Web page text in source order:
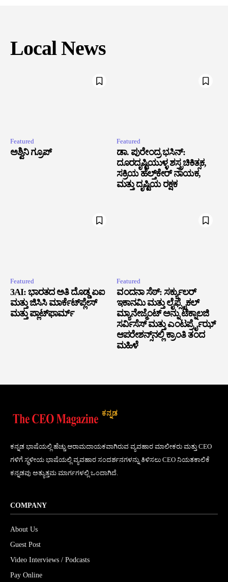
Local News
Featured
ಅಶ್ವಿನಿ ಗ್ರೂಪ್
Featured
ಡಾ. ಪುರೇಂದ್ರ ಭಸಿನ್:
ದೂರದೃಷ್ಟಿಯುಳ್ಳ ಶಸ್ತ್ರಚಿಕಿತ್ಸಕ,
ಸಕ್ರಿಯ ಹೆಲ್ತ್‌ಕೇರ್ ನಾಯಕ,
ಮತ್ತು ದೃಷ್ಟಿಯ ರಕ್ಷಕ
Featured
3AI: ಭಾರತದ ಅತಿ ದೊಡ್ಡ ಏಐ
ಮತ್ತು ಜಿಸಿಸಿ ಮಾರ್ಕೆಟ್‌ಪ್ಲೇಸ್
ಮತ್ತು ಪ್ಲಾಟ್‌ಫಾರ್ಮ್
Featured
ವಂದನಾ ಸೆಠ್: ಸರ್ಕ್ಯುಲರ್
ಇಕಾನಮಿ ಮತ್ತು ಲೈಫ್ಸೈಕಲ್
ಮ್ಯಾನೇಜ್ಮೆಂಟ್ ಅನ್ನು ಟೆಕ್ನಾಲಜಿ
ಸರ್ವಿಸೆಸ್ ಮತ್ತು ಎಂಟರ್ಪ್ರೈಝ್
ಆಪರೇಶನ್ಸ್‌ನಲ್ಲಿ ಕ್ರಾಂತಿ ತಂದ
ಮಹಿಳೆ
ಕನ್ನಡ
ಕನ್ನಡ ಭಾಷೆಯಲ್ಲಿ ಹೆಚ್ಚು ಆರಾಮದಾಯಕವಾಗಿರುವ ವ್ಯವಹಾರ ಮಾಲೀಕರು ಮತ್ತು CEO
ಗಳಿಗೆ ಸ್ಥಳೀಯ ಭಾಷೆಯಲ್ಲಿ ವ್ಯವಹಾರ ಸಂದರ್ಶನಗಳನ್ನು ತಿಳಿಸಲು CEO ನಿಯತಕಾಲಿಕೆ
ಕನ್ನಡವು ಅತ್ಯುತ್ತಮ ಮಾರ್ಗಗಳಲ್ಲಿ ಒಂದಾಗಿದೆ.
COMPANY
About Us
Guest Post
Video Interviews / Podcasts
Pay Online